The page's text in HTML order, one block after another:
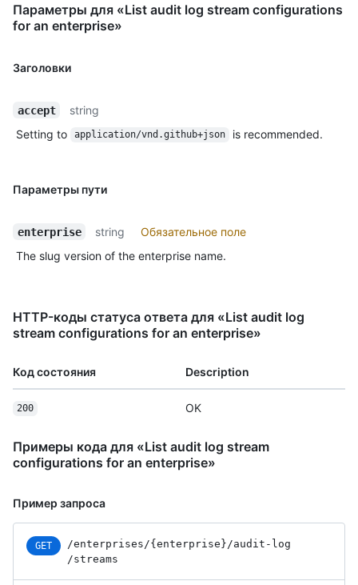
Параметры для «List audit log stream configurations
for an enterprise»
Заголовки
accept
string
Setting to
application/vnd.github+json is recommended.
Параметры пути
enterprise string
Обязательное поле
The slug version of the enterprise name.
HTTP-коды статуса ответа для «List audit log
stream configurations for an enterprise»
Код состояния Description
200 OK
Примеры кода для «List audit log stream
configurations for an enterprise»
Пример запроса
GET /enterprises /{enterprise} /audit-log
/streams